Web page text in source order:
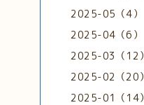
2025-05（4）
2025-04（6）
2025-03（12）
2025-02（20）
2025-01（14）